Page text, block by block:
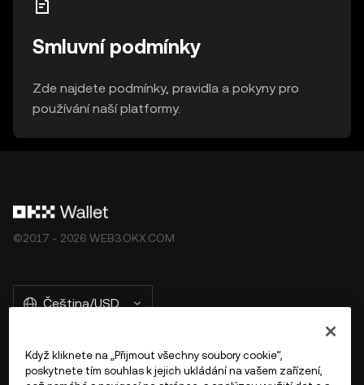
Smluvní podmínky
Zde najdete podmínky, pravidla a pokyny pro
používání naší platformy.
©2017 - 2026 WEB3.OKX.COM
Čeština/USD
Když kliknete na „Přijmout všechny soubory cookie“,
poskytnete tím souhlas k jejich ukládání na vašem zařízení,